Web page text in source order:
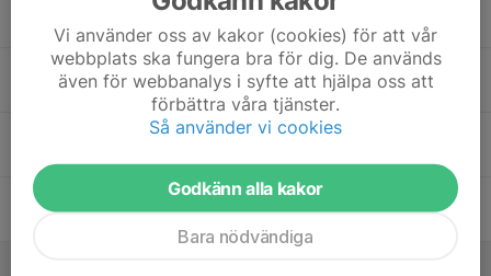
19:00
SFF Friends
Dina Hallen
20
Vi använder oss av kakor (cookies) för att vår
webbplats ska fungera bra för dig. De används
även för webbanalys i syfte att hjälpa oss att
förbättra våra tjänster.
Så använder vi cookies
Godkänn alla kakor
Bara nödvändiga